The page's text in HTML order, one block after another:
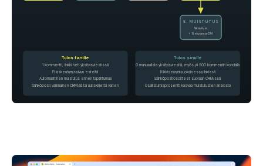
5. MUISTUTUS
Aikaviive
+ Seuranta-DM
Tulos fanille
1 kommentti, linkki heti yksityisviestissä
Ei laskeutumissivun esteitä
Automaattinen muistutus ennen tapahtumaa
Sähköposti valinnainen CRM:ää tai uutiskirjettä varten
Tulos sinulle
0 manuaalista yksityisviestiä, myös yli 500 kommentin kohdalla
Klikkiseuranta jokaisessa linkissä
Sähköpostiosoitteet suoraan CRM:ssä
Osallistumisprosentti kasvaa muistutusten ansiosta